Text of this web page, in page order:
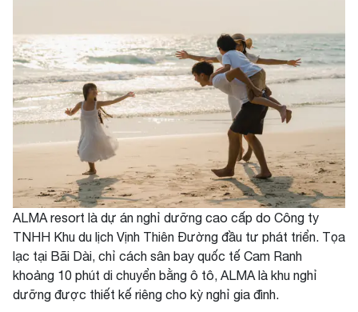
ALMA resort là dự án nghỉ dưỡng cao cấp do Công ty
TNHH Khu du lịch Vịnh Thiên Đường đầu tư phát triển. Tọa
lạc tại Bãi Dài, chỉ cách sân bay quốc tế Cam Ranh
khoảng 10 phút di chuyển bằng ô tô, ALMA là khu nghỉ
dưỡng được thiết kế riêng cho kỳ nghỉ gia đình.